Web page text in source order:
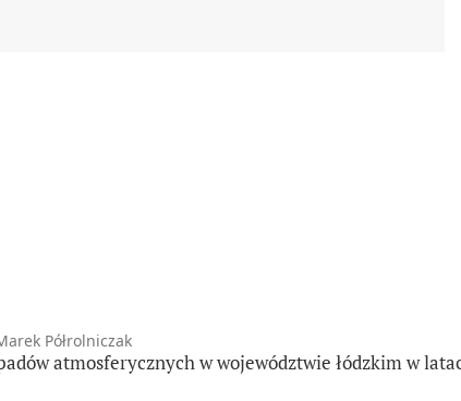
Półrolniczak
atmosferycznych w województwie łódzkim w